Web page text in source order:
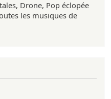
Drone, Pop éclopée
les musiques de